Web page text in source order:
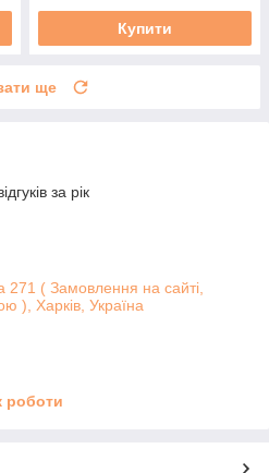
Купити
ще
за рік
271 ( Замовлення на сайті,
), Харків, Україна
роботи